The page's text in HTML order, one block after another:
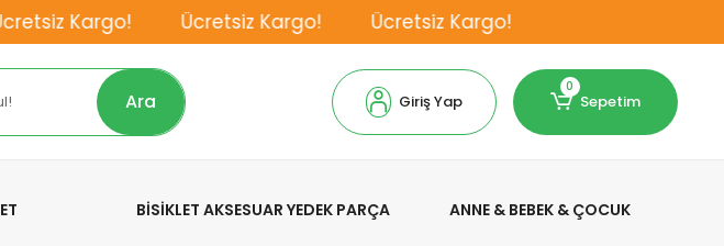
Kargo! Ücretsiz Kargo! Ücretsiz Kargo!
Ara Giriş Yap
0
Sepetim
BİSİKLET AKSESUAR YEDEK PARÇA ANNE & BEBEK & ÇOCUK